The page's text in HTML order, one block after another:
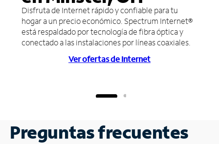
Disfruta de Internet rápido y confiable para tu
hogar a un precio económico. Spectrum Internet®
está respaldado por tecnología de fibra óptica y
conectado a las instalaciones por líneas coaxiales.
Ver ofertas de Internet
Preguntas frecuentes